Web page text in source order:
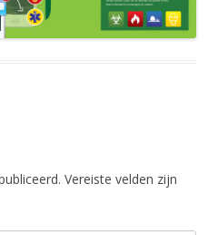
Vereiste velden zijn